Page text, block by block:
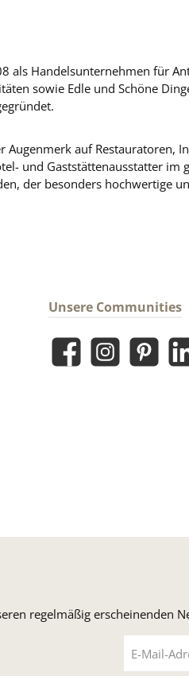
als Handelsunternehmen für
sowie Edle und Schöne
auf Restauratoren,
und Gaststättenausstatter im
der besonders hochwertige
Unsere Communities
FacebookInstagramPinterest
regelmäßig erscheinenden
Mail-
Adresse